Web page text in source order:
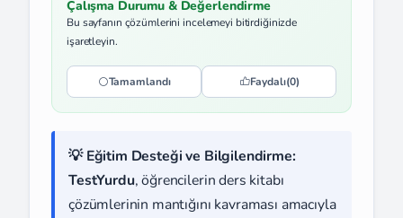
Çalışma Durumu & Değerlendirme
Bu sayfanın çözümlerini incelemeyi bitirdiğinizde
işaretleyin.
Tamamlandı Faydalı(0)
💡 Eğitim Desteği ve Bilgilendirme:
TestYurdu, öğrencilerin ders kitabı
çözümlerinin mantığını kavraması amacıyla